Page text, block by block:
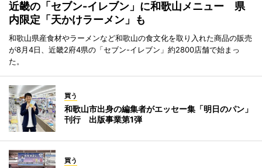
近畿の「セブン-イレブン」に和歌山メニュー 県
内限定「天かけラーメン」も
和歌山県産食材やラーメンなど和歌山の食文化を取り入れた商品の販売
が8月4日、近畿2府4県の「セブン-イレブン」約2800店舗で始まっ
た。
買う
和歌山市出身の編集者がエッセー集「明日のパン」
刊行 出版事業第1弾
買う